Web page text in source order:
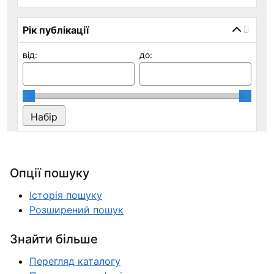
Рік публікації
від: до:
Опції пошуку
Історія пошуку
Розширений пошук
Знайти більше
Перегляд каталогу